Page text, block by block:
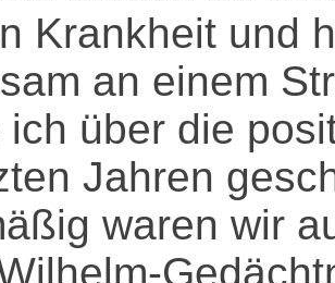
Krankheit und
an einem
ich über die
Jahren
waren wir